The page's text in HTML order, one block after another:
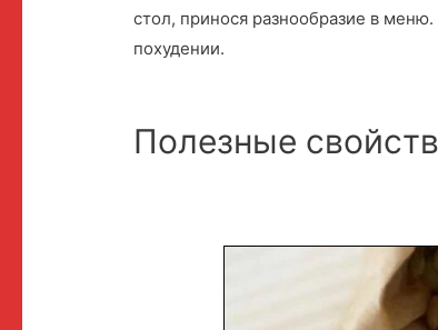
стол, принося разнообразие в
похудении.
Полезные